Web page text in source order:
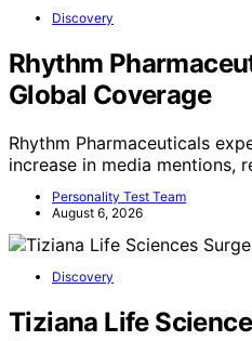
Discovery
Rhythm
Global Coverage
Rhythm Pharmaceuticals
increase in media mentions,
Personality Test Team
August 6, 2026
Discovery
Tiziana Life